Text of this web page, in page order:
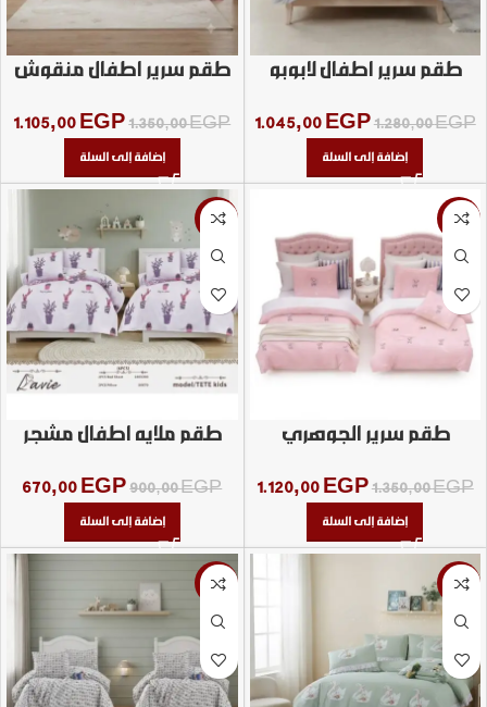
طقم سرير اطفال لابوبو
1.280,00EGP
1.045,00 EGP
إضافة إلى السلة
طقم سرير اطفال منقوش
1.350,00EGP
1.105,00 EGP
إضافة إلى السلة
-17%
طقم سرير الجوهري
1.350,00EGP
1.120,00 EGP
إضافة إلى السلة
-26%
طقم ملايه اطفال مشجر
900,00EGP
670,00 EGP
إضافة إلى السلة
-11%
-26%